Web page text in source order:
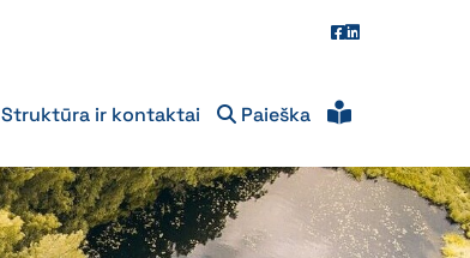
Struktūra ir kontaktai Paieška